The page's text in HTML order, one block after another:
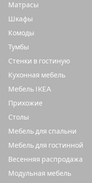
Матрасы
Шкафы
Комоды
Тумбы
Стенки в гостиную
Кухонная мебель
Мебель IKEA
Прихожие
Столы
Мебель для спальни
Мебель для гостинной
Весенняя распродажа
Модульная мебель